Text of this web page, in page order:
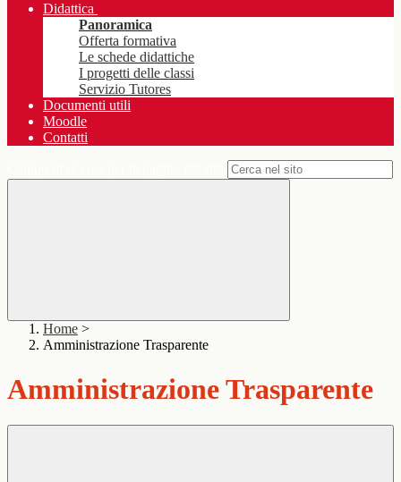
Didattica
Panoramica
Offerta formativa
Le schede didattiche
I progetti delle classi
Servizio Tutores
Documenti utili
Moodle
Contatti
Home >
Amministrazione Trasparente
Amministrazione Trasparente